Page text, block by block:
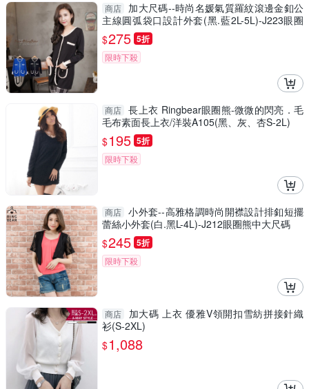
商店
加大尺碼--時尚名媛氣質羅紋滾邊金釦公
主線圓弧袋口設計外套(黑.藍2L-5L)-J223眼圈
熊中大尺碼
$275 5折
限時下殺
商店 長上衣 Ringbear眼圈熊-微微的閃亮．毛
毛布素面長上衣/洋裝A105(黑、灰、杏S-2L)
$195 5折
限時下殺
商店 小外套--高雅格調時尚開襟設計排釦短擺
蕾絲小外套(白.黑L-4L)-J212眼圈熊中大尺碼
$245 5折
限時下殺
商店
加大碼 上衣 優雅V領開扣雪紡拼接針織
衫(S-2XL)
$1,088